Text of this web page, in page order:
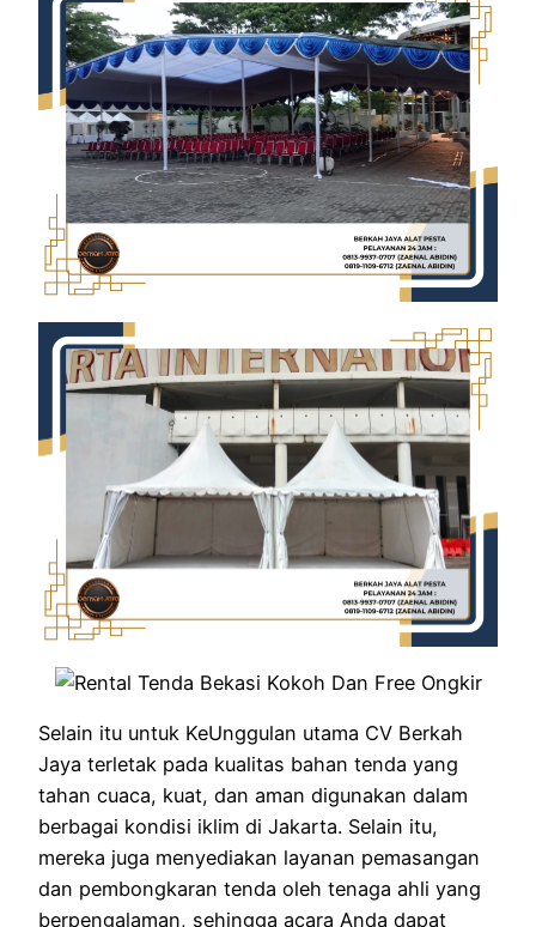
Selain itu untuk KeUnggulan utama CV Berkah
Jaya terletak pada kualitas bahan tenda yang
tahan cuaca, kuat, dan aman digunakan dalam
berbagai kondisi iklim di Jakarta. Selain itu,
mereka juga menyediakan layanan pemasangan
dan pembongkaran tenda oleh tenaga ahli yang
berpengalaman, sehingga acara Anda dapat